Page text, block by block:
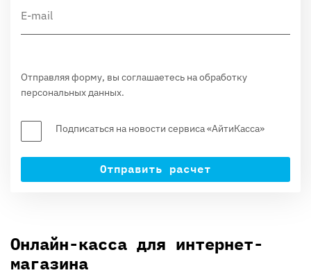
Отправляя форму, вы соглашаетесь на обработку
персональных данных.
Подписаться на новости сервиса «АйтиКасса»
Отправить расчет
Онлайн-касса для интернет-
магазина